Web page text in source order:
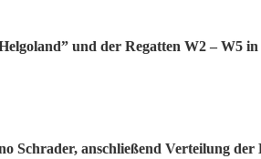
und der Regatten W2 – W5
Schrader, anschließend Verteilung